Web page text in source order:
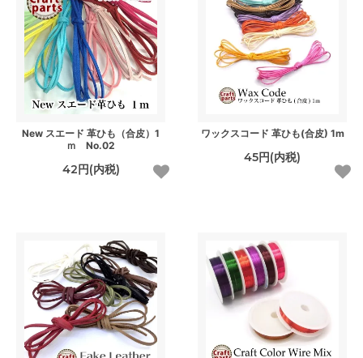
New スエード 革ひも（合皮）1
ｍ No.02
42円(内税)
ワックスコード 革ひも(合皮) 1m
45円(内税)